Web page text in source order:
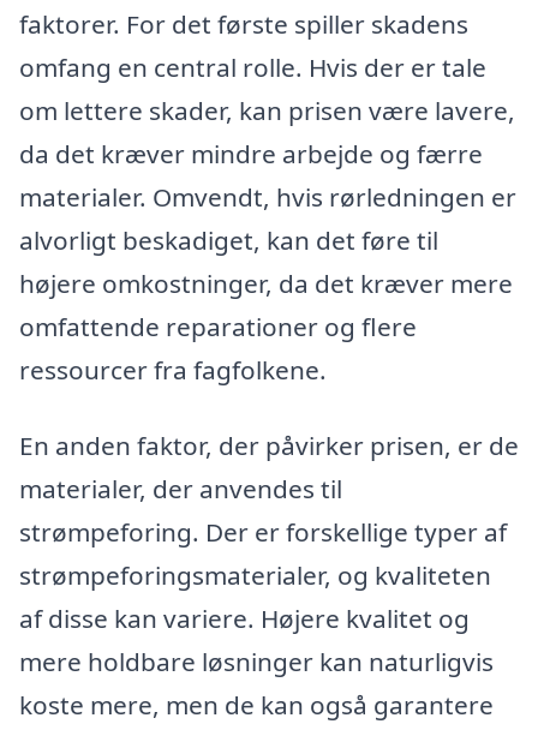
faktorer. For det første spiller skadens
omfang en central rolle. Hvis der er tale
om lettere skader, kan prisen være lavere,
da det kræver mindre arbejde og færre
materialer. Omvendt, hvis rørledningen er
alvorligt beskadiget, kan det føre til
højere omkostninger, da det kræver mere
omfattende reparationer og flere
ressourcer fra fagfolkene.
En anden faktor, der påvirker prisen, er de
materialer, der anvendes til
strømpeforing. Der er forskellige typer af
strømpeforingsmaterialer, og kvaliteten
af disse kan variere. Højere kvalitet og
mere holdbare løsninger kan naturligvis
koste mere, men de kan også garantere